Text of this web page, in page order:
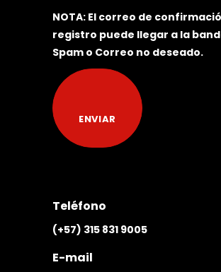
NOTA: El correo de
registro puede llegar a la
Spam o Correo no deseado.
Teléfono
(+57) 315 831 9005
E-mail